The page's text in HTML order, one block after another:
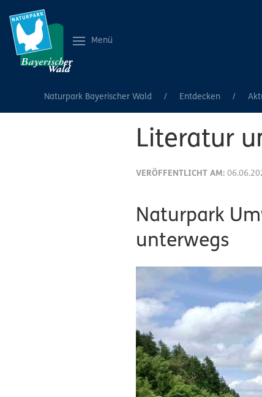
Menü
Naturpark Bayerischer Wald Entdecken
Literatur
VERÖFFENTLICHT AM:
Naturpark
unterwegs